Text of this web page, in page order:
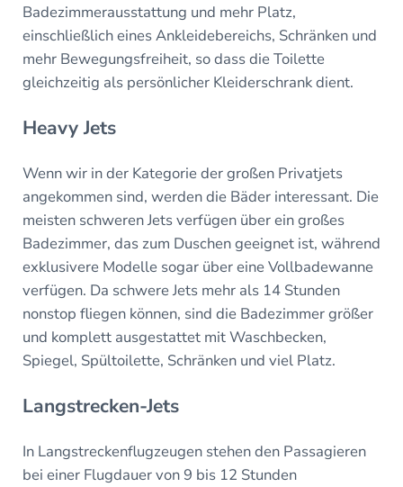
Badezimmerausstattung und mehr Platz,
einschließlich eines Ankleidebereichs, Schränken und
mehr Bewegungsfreiheit, so dass die Toilette
gleichzeitig als persönlicher Kleiderschrank dient.
Heavy Jets
Wenn wir in der Kategorie der großen Privatjets
angekommen sind, werden die Bäder interessant. Die
meisten schweren Jets verfügen über ein großes
Badezimmer, das zum Duschen geeignet ist, während
exklusivere Modelle sogar über eine Vollbadewanne
verfügen. Da schwere Jets mehr als 14 Stunden
nonstop fliegen können, sind die Badezimmer größer
und komplett ausgestattet mit Waschbecken,
Spiegel, Spültoilette, Schränken und viel Platz.
Langstrecken-Jets
In Langstreckenflugzeugen stehen den Passagieren
bei einer Flugdauer von 9 bis 12 Stunden